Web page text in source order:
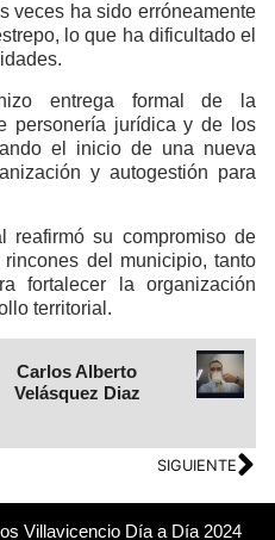
veces ha sido erróneamente
lo que ha dificultado el
entrega formal de la
personería jurídica y de los
el inicio de una nueva
y autogestión para
reafirmó su compromiso de
del municipio, tanto
fortalecer la organización
territorial.
Carlos Alberto
Velásquez Diaz
SIGUIENTE
Villavicencio Día a Día 2024